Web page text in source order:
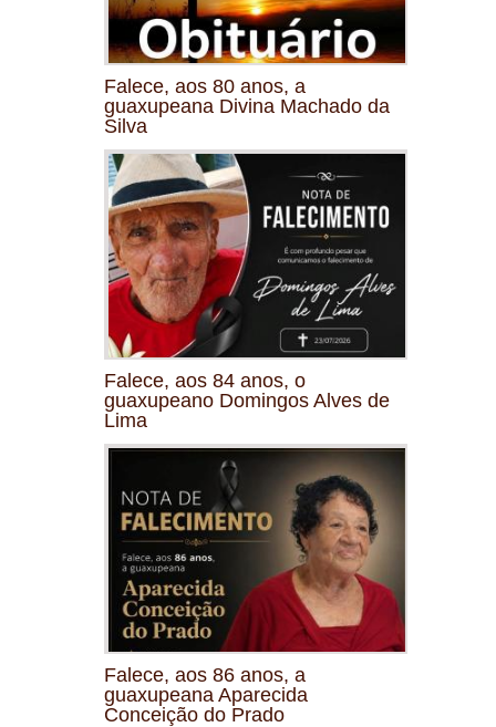
Falece, aos 80 anos, a
guaxupeana Divina Machado da
Silva
Falece, aos 84 anos, o
guaxupeano Domingos Alves de
Lima
Falece, aos 86 anos, a
guaxupeana Aparecida
Conceição do Prado